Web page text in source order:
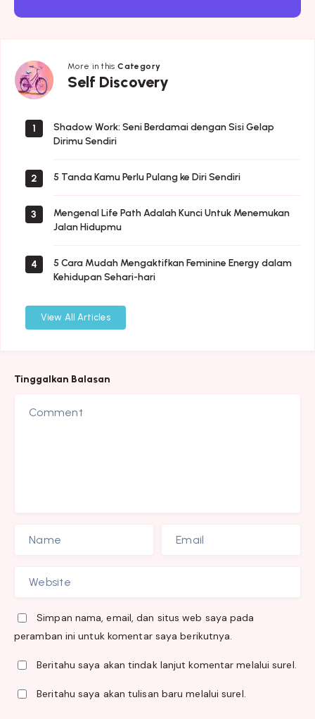
More in thisCategory
Self Discovery
Self
Discovery
1
Shadow Work: Seni Berdamai dengan Sisi Gelap
Dirimu Sendiri
2 5 Tanda Kamu Perlu Pulang ke Diri Sendiri
3
Mengenal Life Path Adalah Kunci Untuk Menemukan
Jalan Hidupmu
4
5 Cara Mudah Mengaktifkan Feminine Energy dalam
Kehidupan Sehari-hari
View All Articles
Tinggalkan Balasan
Simpan nama, email, dan situs web saya pada
peramban ini untuk komentar saya berikutnya.
Beritahu saya akan tindak lanjut komentar melalui surel.
Beritahu saya akan tulisan baru melalui surel.